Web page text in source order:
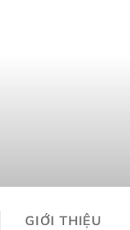
GIỚI THIỆU